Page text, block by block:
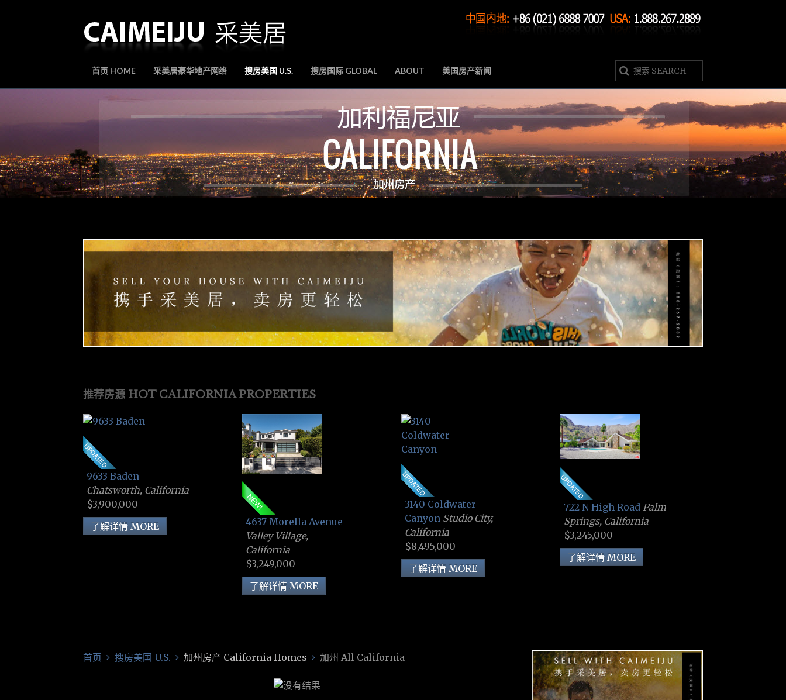
首页 HOME 采美居豪华地产网络 搜房美国 U.S. 搜房国际 GLOBAL ABOUT 美国房产新闻
推荐房源 HOT CALIFORNIA PROPERTIES
9633 Baden
Chatsworth, California
$3,900,000
了解详情 MORE
4637 Morella Avenue
Valley Village,
California
$3,249,000
了解详情 MORE
3140 Coldwater
Canyon Studio City,
California
$8,495,000
了解详情 MORE
722 N High Road Palm
Springs, California
$3,245,000
了解详情 MORE
首页 搜房美国 U.S. 加州房产 California Homes 加州 All California